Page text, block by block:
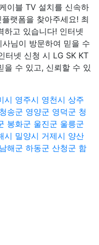
이블 TV 설치를 신속하
랫폼을 찾아주세요! 최
하고 있습니다! 인터넷
님이 방문하여 믿을 수
터넷 신청 시 LG SK KT
을 수 있고, 신뢰할 수 있
시 영주시 영천시 상주
청송군 영양군 영덕군 청
봉화군 울진군 울릉군
시 밀양시 거제시 양산
남해군 하동군 산청군 함